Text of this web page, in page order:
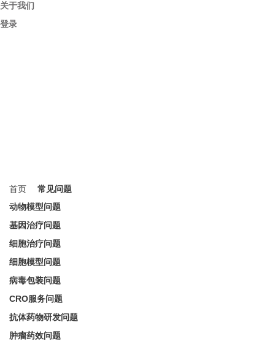
关于我们
登录
首页
常见问题
动物模型问题
基因治疗问题
细胞治疗问题
细胞模型问题
病毒包装问题
CRO服务问题
抗体药物研发问题
肿瘤药效问题